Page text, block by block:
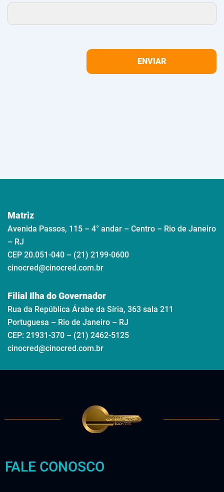
Matriz
Avenida Passos, 115 – 4° andar – Centro – Rio de Janeiro
– RJ
CEP 20.051-040 – (21) 2199-0600
cinocred@cinocred.com.br
Filial Ilha do Governador
Rua da República Árabe da Síria, 363 sala 211
Portuguesa – Rio de Janeiro – RJ
CEP: 21931-370 – (21) 2462-5125
cinocred@cinocred.com.br
FALE CONOSCO